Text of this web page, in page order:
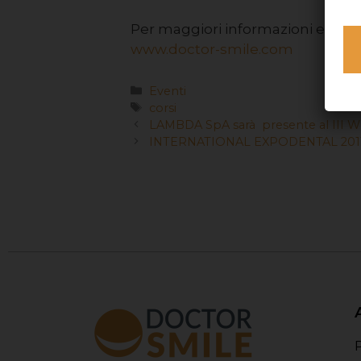
Per maggiori informazioni e per
www.doctor-smile.com
Eventi
corsi
LAMBDA SpA sarà presente al III
INTERNATIONAL EXPODENTAL